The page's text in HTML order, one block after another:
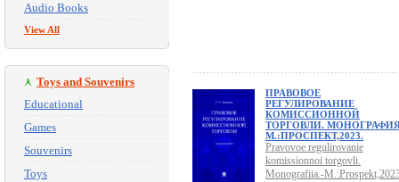
Audio Books
View All
Toys and Souvenirs
Educational
Games
Souvenirs
Toys
ПРАВОВОЕ
РЕГУЛИРОВАНИЕ
КОМИССИОННОЙ
ТОРГОВЛИ.
М.:ПРОСПЕКТ,2023.
Pravovoe regulirovanie
komissionnoi torgovli.
Monografiia.-